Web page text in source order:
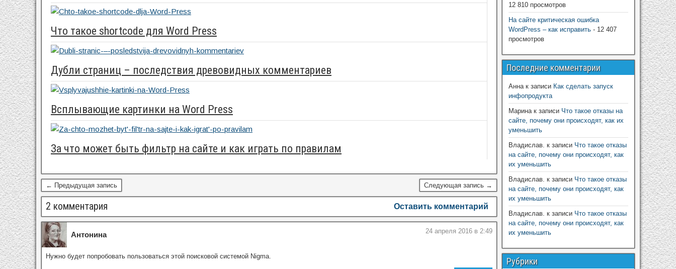
Что такое shortcode для Word Press
Дубли страниц – последствия древовидных комментариев
Всплывающие картинки на Word Press
За что может быть фильтр на сайте и как играть по правилам
← Предыдущая запись Следующая запись →
2 комментария Оставить комментарий
Антонина 24 апреля 2016 в 2:49
Нужно будет попробовать пользоваться этой поисковой системой Nigma.
12 810 просмотров
На сайте критическая ошибка
WordPress – как исправить - 12 407
просмотров
Последние комментарии
Аннак записи Как сделать запуск
инфопродукта
Маринак записи Что такое отказы на
сайте, почему они происходят, как их
уменьшить
Владислав. к записи Что такое отказы
на сайте, почему они происходят, как
их уменьшить
Владислав. к записи Что такое отказы
на сайте, почему они происходят, как
их уменьшить
Владислав. к записи Что такое отказы
на сайте, почему они происходят, как
их уменьшить
Рубрики